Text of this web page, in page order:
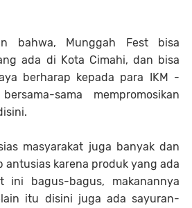
bahwa, Munggah Fest bisa
ada di Kota Cimahi, dan bisa
berharap kepada para IKM -
sama mempromosikan
masyarakat juga banyak dan
antusias karena produk yang ada
ini bagus-bagus, makanannya
itu disini juga ada sayuran-